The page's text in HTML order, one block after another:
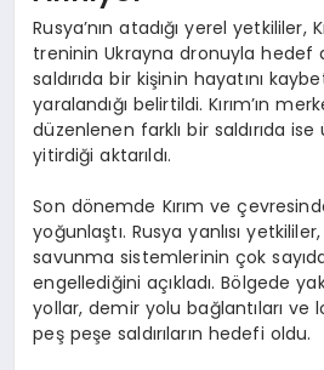
Rusya’nın atadığı yerel yetkililer,
treninin Ukrayna dronuyla hedef
saldırıda bir kişinin hayatını
yaralandığı belirtildi. Kırım’ın
düzenlenen farklı bir saldırıda ise
yitirdiği aktarıldı.
Son dönemde Kırım ve
yoğunlaştı. Rusya yanlısı
savunma sistemlerinin çok
engellediğini açıkladı. Bölgede
yollar, demir yolu bağlantıları ve
peş peşe saldırıların hedefi oldu.